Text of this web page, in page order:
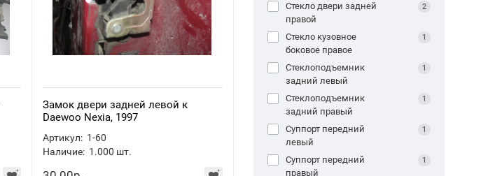
Замок двери задней левой к
Daewoo Nexia, 1997
Артикул: 1-60
Наличие: 1.000 шт.
Стекло двери задней
правой
2
Стекло кузовное
боковое правое
1
Стеклоподъемник
задний левый
1
Стеклоподъемник
задний правый
1
Суппорт передний
левый
1
Суппорт передний
правый
1